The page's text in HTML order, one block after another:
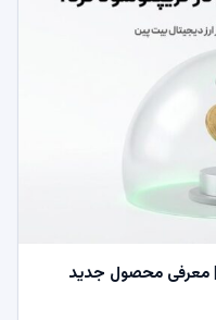
| معرفی محصول جدید